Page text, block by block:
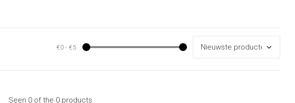
€0 - €5
Seen 0 of the 0 products